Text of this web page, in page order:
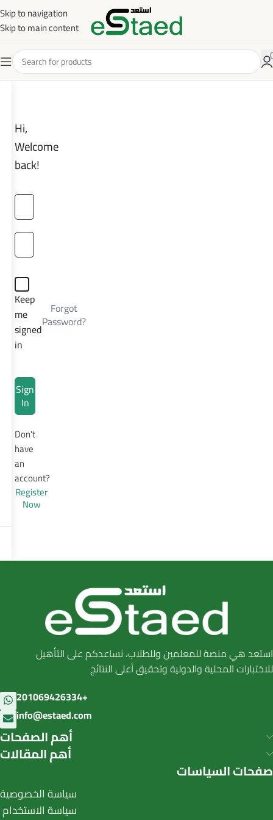
Skip to navigation
Skip to main content
Hi,
Welcome
back!
Keep
me
signed
in
Forgot
Password?
Sign
In
Don't
have
an
account?
Register
Now
استعد هي منصة للمعلمين وللطلاب، نساعدكم على التأهيل
للاختبارات المحلية والدولية وتحقيق أعلى النتائج
201069426334+
info@estaed.com
أهم الصفحات
أهم المقالات
صفحات السياسات
سياسة الخصوصية
سياسة الاستخدام